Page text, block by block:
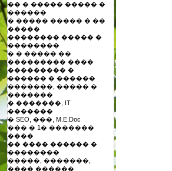
�� � ����� ����� �
������
� ����� ����� � ��
�����
�������� ����� �
��������
� � ����� ��
��������� ����
��������� �
������ � ������
�������, ����� �
�������
� �������, IT
�������
� SEO, ���, M.E.Doc
��� � 1� �������
����
�� ���� ������ �
��������
�����, �������,
���� ������